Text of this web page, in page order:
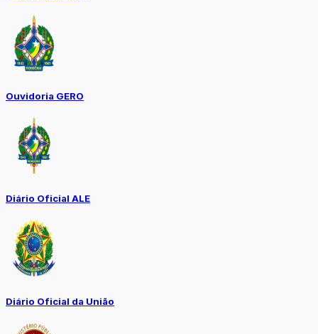
Ouvidoria GERO
Diário Oficial ALE
Diário Oficial da União